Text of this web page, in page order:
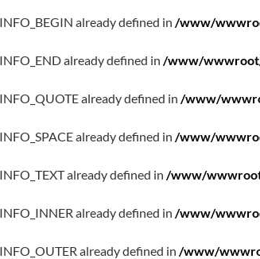
already defined in /www/
already defined in /www/
already defined in /www/
already defined in /www/
already defined in /www/
already defined in /www/
already defined in /www/